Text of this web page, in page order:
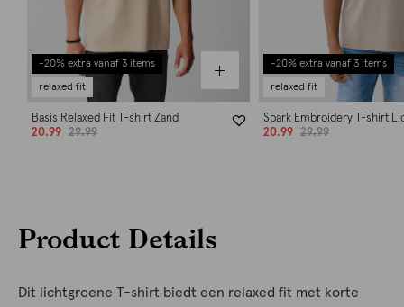
-20% extra vanaf 3 items
relaxed fit
Basis Relaxed Fit T-shirt Zand
20.99
29.99
-20% extra vanaf 3 items
relaxed fit
Spark Embroidery T-shirt
20.99
29.99
Product Details
Dit lichtgroene T-shirt biedt een relaxed fit met korte